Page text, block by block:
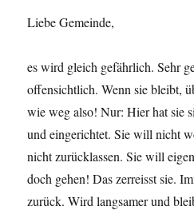
Liebe Gemeinde,
es wird gle­ich gefährlich. Sehr
offen­sichtlich. Wenn sie bleibt,
wie weg also! Nur: Hier hat sie
und ein­gerichtet. Sie will nicht
nicht zurück­lassen. Sie will
doch gehen! Das zer­reisst sie.
zurück. Wird langsamer und